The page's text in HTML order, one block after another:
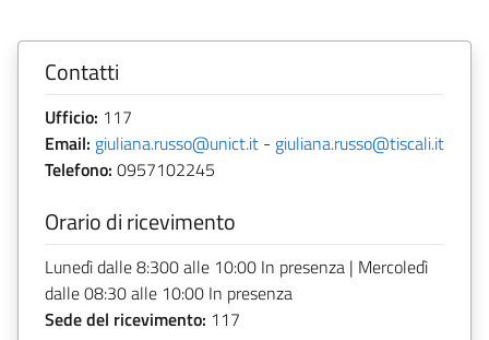
Contatti
Ufficio: 117
Email: giuliana.russo@unict.it - giuliana.russo@tiscali.it
Telefono: 0957102245
Orario di ricevimento
Lunedì dalle 8:300 alle 10:00 In presenza | Mercoledì
dalle 08:30 alle 10:00 In presenza
Sede del ricevimento: 117